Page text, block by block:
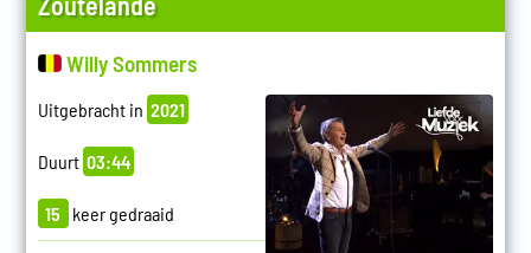
Willy Sommers
Uitgebracht in 2021
Duurt 03:44
15 keer gedraaid